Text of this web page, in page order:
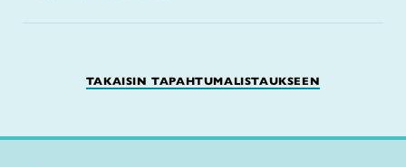
TAKAISIN TAPAHTUMALISTAUKSEEN